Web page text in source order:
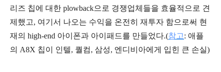
리즈 칩에 대한 plowback으로 경쟁업체들을 효율적으로 견
제했고, 여기서 나오는 수익을 온전히 재투자 함으로써 현
재의 high-end 아이폰과 아이패드를 만들었다.(참고: 애플
의 A8X 칩이 인텔, 퀄컴, 삼성, 엔디비아에게 입힌 큰 손실)